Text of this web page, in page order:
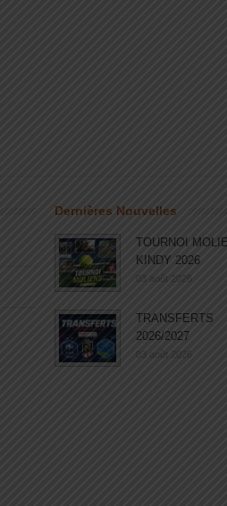
Dernières Nouvelles
TOURNOI
KINDY 2026
03 août 2026
TRANSFERTS
2026/2027
03 août 2026